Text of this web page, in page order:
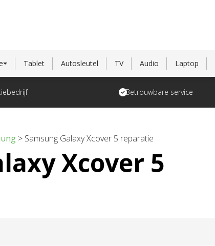
Tablet Autosleutel TV Audio Laptop
Betrouwbare service
> Samsung Galaxy Xcover 5 reparatie
Xcover 5